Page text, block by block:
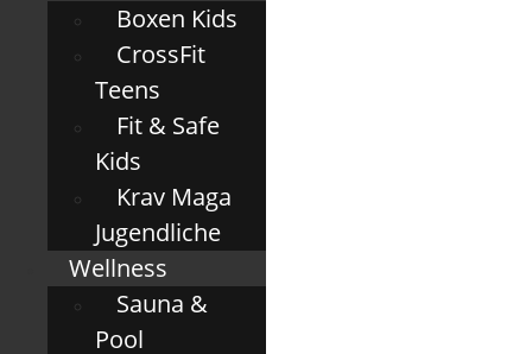
Boxen Kids
CrossFit
Teens
Fit & Safe
Kids
Krav Maga
Jugendliche
Wellness
Sauna &
Pool